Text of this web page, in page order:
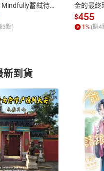
付款方式
轉帳、信用卡、LINE PAY、
Mindfully蓄弒待
子書】
3點)
金的最終
$455
1 % (賺4
新到貨